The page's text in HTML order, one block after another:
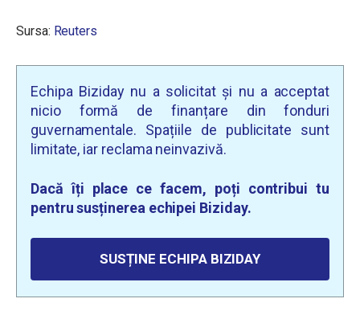
Sursa: Reuters
Echipa Biziday nu a solicitat și nu a acceptat
nicio formă de finanțare din fonduri
guvernamentale. Spațiile de publicitate sunt
limitate, iar reclama neinvazivă.
Dacă îți place ce facem, poți contribui tu
pentru susținerea echipei Biziday.
SUSȚINE ECHIPA BIZIDAY